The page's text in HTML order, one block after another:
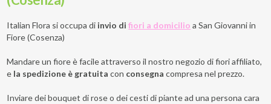
Italian Flora si occupa di invio difiori a domicilio a San Giovanni in
Fiore (Cosenza)
Mandare un fiore è facile attraverso il nostro negozio di fiori affiliato,
e la spedizione è gratuita con consegna compresa nel prezzo.
Inviare dei bouquet di rose o dei cesti di piante ad una persona cara